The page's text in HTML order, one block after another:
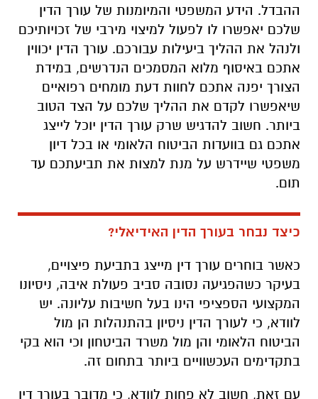
ההבדל. הידע המשפטי והמיומנות של עורך הדין
שלכם יאפשרו לו לפעול למיצוי מירבי של זכויותיכם
ולנהל את ההליך ביעילות עבורכם. עורך הדין יכווין
אתכם באיסוף מלוא המסמכים הנדרשים, במידת
הצורך יפנה אתכם לחוות דעת מומחים רפואיים
שיאפשרו לקדם את ההליך שלכם על הצד הטוב
ביותר. חשוב להדגיש שרק עורך הדין יוכל לייצג
אתכם גם בוועדות הביטוח הלאומי או בכל דיון
משפטי שיידרש על מנת למצות את תביעתכם עד
תום.
כיצד נבחר בעורך הדין האידיאלי?
כאשר בוחרים עורך דין מייצג בתביעת פיצויים,
בעיקר כשהפגיעה נסובה סביב פעולת איבה, ניסיונו
המקצועי הספציפי הינו בעל חשיבות עליונה. יש
לוודא, כי לעורך הדין ניסיון בהתנהלות הן מול
הביטוח הלאומי והן מול משרד הביטחון וכי הוא בקי
בתקדימים העכשוויים ביותר בתחום זה.
עם זאת, חשוב לא פחות לוודא, כי מדובר בעורך דין